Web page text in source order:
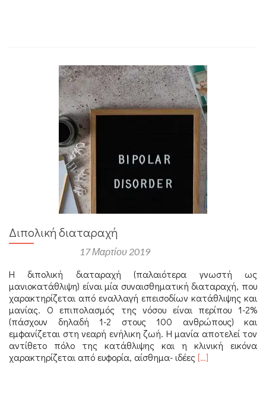
Διπολική διαταραχή
17 Μαρτίου 2019
Η διπολική διαταραχή (παλαιότερα γνωστή ως
μανιοκατάθλιψη) είναι μία συναισθηματική διαταραχή, που
χαρακτηρίζεται από εναλλαγή επεισοδίων κατάθλιψης και
μανίας. Ο επιπολασμός της νόσου είναι περίπου 1-2%
(πάσχουν δηλαδή 1-2 στους 100 ανθρώπους) και
εμφανίζεται στη νεαρή ενήλικη ζωή. Η μανία αποτελεί τον
αντίθετο πόλο της κατάθλιψης και η κλινική εικόνα
χαρακτηρίζεται από ευφορία, αίσθημα- ιδέεςΔιαβάστε
[…]